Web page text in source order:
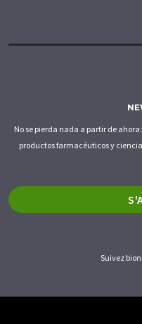
No se pierda nada a partir de
productos farmacéuticos y
Suivez